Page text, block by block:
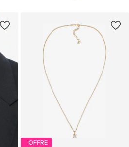
OFFRE